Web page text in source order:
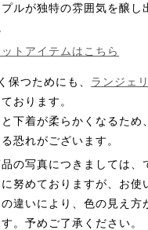
ルが独特の雰囲気を醸し
トアイテムはこちら
保つためにも、 ランジェ
おります。
下着が柔らかくなるため
恐れがございます。
の写真につきましては、
努めておりますが、お使
違いにより、色の見え方
。予めご了承ください。